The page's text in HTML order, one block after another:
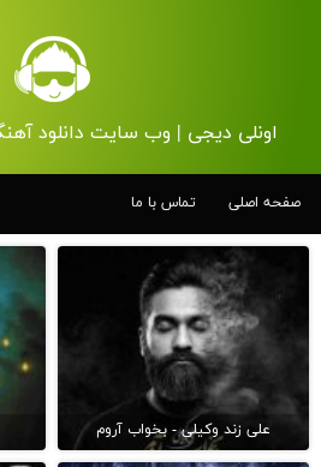
اونلی دیجی | وب سایت دانلود
صفحه اصلی تماس با ما
علی زند وکیلی - بخواب آروم